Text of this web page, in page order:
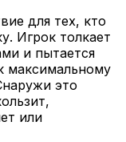
для тех, кто
Игрок толкает
и пытается
максимальному
это
или